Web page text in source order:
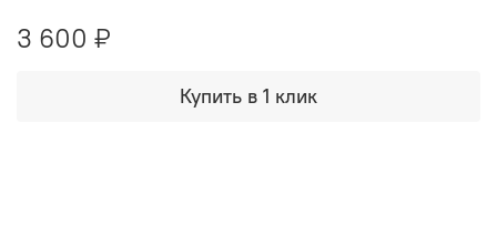
3 600 ₽
Купить в 1 клик